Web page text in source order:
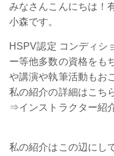
みなさんこんにちは！
小森です。
HSPV認定 コンディシ
ー等他多数の資格をも
や講演や執筆活動もお
私の紹介の詳細はこち
⇒インストラクター紹
私の紹介はこの辺にし